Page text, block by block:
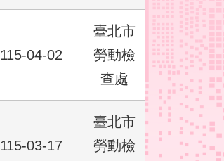
115-04-02
臺北市
勞動檢
查處
115-03-17
臺北市
勞動檢